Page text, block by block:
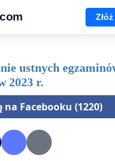
ustnych
2023 r.
na Facebooku (1220)